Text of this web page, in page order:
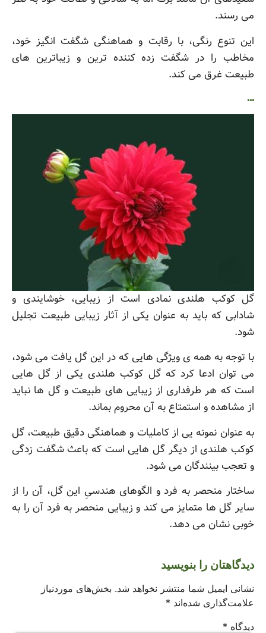
می رسند.
این تنوع رنگی، با رقابت و هماهنگی شگفت انگیز خود،
مخاطب را در شگفت زده کننده ترین و زیباترین های
طبیعت غرق می کند.
…
گل کوکب هلندی نمادی است از زیبایی، خوشایندی و
شادابی که باید به عنوان یکی از آثار زیبایی طبیعت تجلیل
شود.
با توجه به همه ی ویژگی هایی که در این گل یافت می شود،
می توان ادعا کرد که گل کوکب هلندی یکی از گل هایی
است که هر طرفداری از زیبایی های طبیعت و گل ها نباید
از مشاهده و استمتاع به آن محروم بماند.
به عنوان نمونه یی از کاملیات و هماهنگی دقیق طبیعت، گل
کوکب هلندی از دیگر گل هایی است که باعث شگفت زدگی
و تعجب بینندگان می شود.
ساختار منحصر به فرد و الگوهای هندسیِ این گل، آن را از
سایر گل ها متمایز می کند و زیبایی منحصر به فرد آن را به
خوبی نشان می دهد.
دیدگاهتان را بنویسید
نشانی ایمیل شما منتشر نخواهد شد. بخش‌های موردنیاز
علامت‌گذاری شده‌اند *
دیدگاه *